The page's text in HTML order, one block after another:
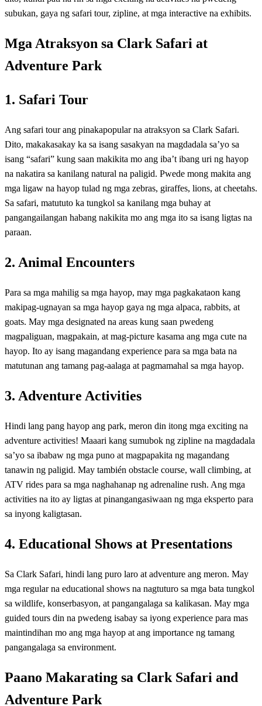
subukan, gaya ng safari tour, zipline, at mga interactive na exhibits.
Mga Atraksyon sa Clark Safari at
Adventure Park
1. Safari Tour
Ang safari tour ang pinakapopular na atraksyon sa Clark Safari.
Dito, makakasakay ka sa isang sasakyan na magdadala sa’yo sa
isang “safari” kung saan makikita mo ang iba’t ibang uri ng hayop
na nakatira sa kanilang natural na paligid. Pwede mong makita ang
mga ligaw na hayop tulad ng mga zebras, giraffes, lions, at cheetahs.
Sa safari, matututo ka tungkol sa kanilang mga buhay at
pangangailangan habang nakikita mo ang mga ito sa isang ligtas na
paraan.
2. Animal Encounters
Para sa mga mahilig sa mga hayop, may mga pagkakataon kang
makipag-ugnayan sa mga hayop gaya ng mga alpaca, rabbits, at
goats. May mga designated na areas kung saan pwedeng
magpaliguan, magpakain, at mag-picture kasama ang mga cute na
hayop. Ito ay isang magandang experience para sa mga bata na
matutunan ang tamang pag-aalaga at pagmamahal sa mga hayop.
3. Adventure Activities
Hindi lang pang hayop ang park, meron din itong mga exciting na
adventure activities! Maaari kang sumubok ng zipline na magdadala
sa’yo sa ibabaw ng mga puno at magpapakita ng magandang
tanawin ng paligid. May también obstacle course, wall climbing, at
ATV rides para sa mga naghahanap ng adrenaline rush. Ang mga
activities na ito ay ligtas at pinangangasiwaan ng mga eksperto para
sa inyong kaligtasan.
4. Educational Shows at Presentations
Sa Clark Safari, hindi lang puro laro at adventure ang meron. May
mga regular na educational shows na nagtuturo sa mga bata tungkol
sa wildlife, konserbasyon, at pangangalaga sa kalikasan. May mga
guided tours din na pwedeng isabay sa iyong experience para mas
maintindihan mo ang mga hayop at ang importance ng tamang
pangangalaga sa environment.
Paano Makarating sa Clark Safari and
Adventure Park